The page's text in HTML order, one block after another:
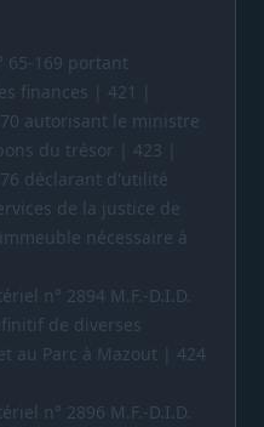
65-169 portant
finances | 421 |
autorisant le ministre
du trésor | 423 |
déclarant d'utilité
de la justice de
nécessaire à
n° 2894 M.F.-D.I.D.
de diverses
au Parc à Mazout | 424
n° 2896 M.F.-D.I.D.